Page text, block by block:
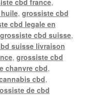
, grossiste cbd
cbd legale en
grossiste cbd suisse,
suisse livraison
, grossiste cbd
chanvre cbd,
cbd,
de cbd